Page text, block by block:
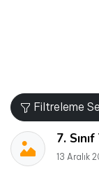
Filtreleme
7.
13 Aralık